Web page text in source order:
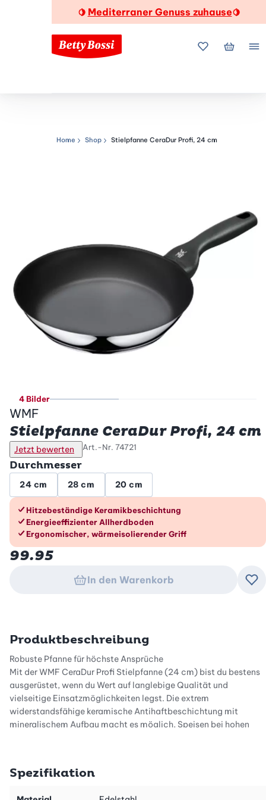
🍋 Mediterraner Genuss zuhause🍋
MeineMein
Navigationspfad
Home Shop Stielpfanne CeraDur Profi, 24 cm
4 Bilder
WMF
Stielpfanne CeraDur Profi, 24 cm
Jetzt bewerten Art.-Nr. 74721
Durchmesser
24 cm 28 cm 20 cm
Die Vorteile im Überblick
Hitzebeständige Keramikbeschichtung
Energieeffizienter Allherdboden
Ergonomischer, wärmeisolierender Griff
99.95
In den Warenkorb
Produktbeschreibung
Robuste Pfanne für höchste Ansprüche
Mit der WMF CeraDur Profi Stielpfanne (24 cm) bist du bestens
ausgerüstet, wenn du Wert auf langlebige Qualität und
vielseitige Einsatzmöglichkeiten legst. Die extrem
widerstandsfähige keramische Antihaftbeschichtung mit
mineralischem Aufbau macht es möglich, Speisen bei hohen
bleibt dabei besonders pflegeleicht.
Spezifikation